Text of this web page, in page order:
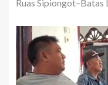
Ruas Sipiongot–Batas